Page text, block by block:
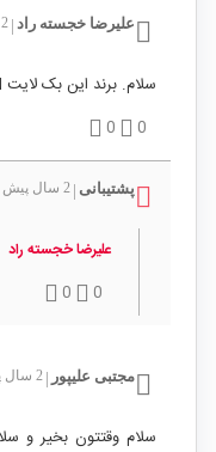
عليرضا خجسته راد 2 سال پیش
سلام. برند این بک لایت EDISON هست؟
0
0
پشتیبانی 2 سال پیش
عليرضا خجسته راد
0
0
مجتبی علیپور 2 سال پیش